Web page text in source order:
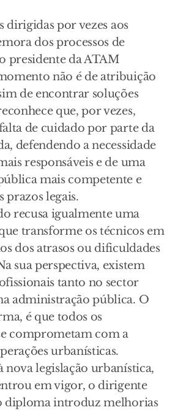
dirigidas por vezes aos
dos processos de
presidente da ATAM
não é de atribuição
de encontrar soluções
que, por vezes,
de cuidado por parte da
defendendo a necessidade
responsáveis e de uma
mais competente e
legais.
recusa igualmente uma
transforme os técnicos em
dos atrasos ou dificuldades
sua perspectiva, existem
tanto no sector
administração pública. O
é que todos os
comprometam com a
urbanísticas.
nova legislação urbanística,
em vigor, o dirigente
diploma introduz melhorias